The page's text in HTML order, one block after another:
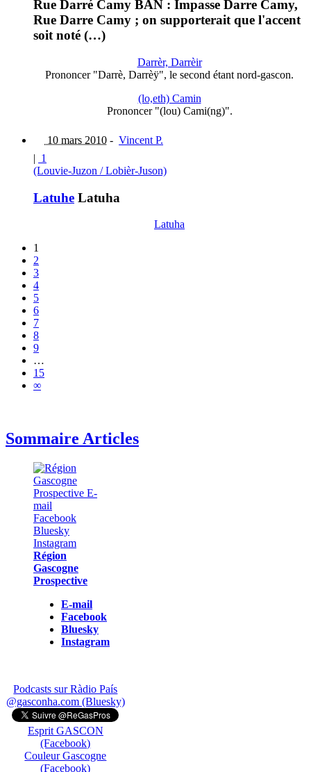
Rue Darré Camy BAN : Impasse Darre Camy,
Rue Darre Camy ; on supporterait que l'accent
soit noté (…)
Darrèr, Darrèir
Prononcer "Darrè, Darrèÿ", le second étant nord-gascon.
(lo,eth) Camin
Prononcer "(lou) Cami(ng)".
10 mars 2010 - Vincent P.
| 1
(Louvie-Juzon / Lobièr-Juson)
Latuhe Latuha
Latuha
1
2
3
4
5
6
7
8
9
…
15
∞
Sommaire Articles
Région
Gascogne
Prospective
E-mail
Facebook
Bluesky
Instagram
Podcasts sur Ràdio País
@gasconha.com (Bluesky)
Esprit GASCON
(Facebook)
Couleur Gascogne
(Facebook)